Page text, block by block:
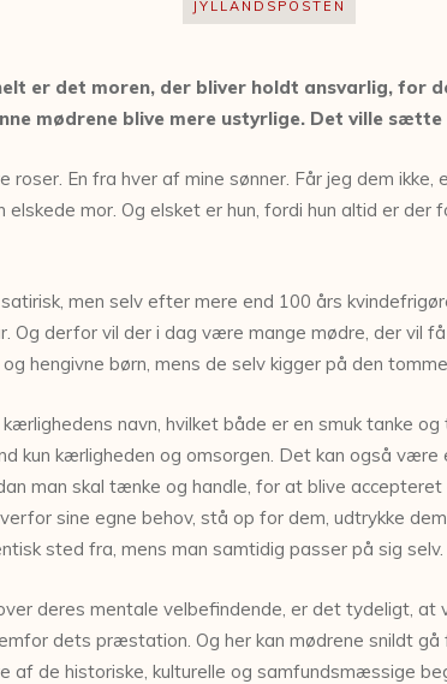
JYLLANDSPOSTEN
er det moren, der bliver holdt ansvarlig, for
mødrene blive mere ustyrlige. Det ville
En fra hver af mine sønner. Får jeg dem
mor. Og elsket er hun, fordi hun altid er der
men selv efter mere end 100 års
Og derfor vil der i dag være mange mødre, der vil
hengivne børn, mens de selv kigger på den
navn, hvilket både er en smuk tanke
kun kærligheden og omsorgen. Det kan også
man skal tænke og handle, for at blive
sine egne behov, stå op for dem, udtrykke
sted fra, mens man samtidig passer på sig selv.
deres mentale velbefindende, er det tydeligt, at
dets præstation. Og her kan mødrene snildt
af de historiske, kulturelle og samfundsmæssige